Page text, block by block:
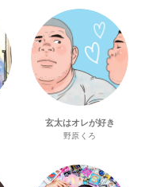
玄太はオレが好き
野原くろ